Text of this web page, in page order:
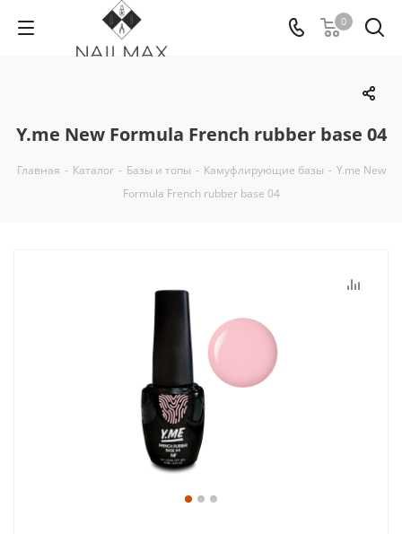
0
Y.me New Formula French rubber base 04
Главная - Каталог - Базы и топы - Камуфлирующие базы - Y.me New
Formula French rubber base 04